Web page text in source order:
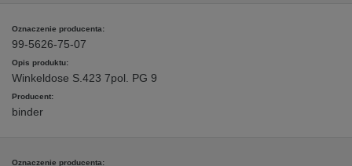
99-5626-75-07
Winkeldose S.423 7pol. PG 9
binder